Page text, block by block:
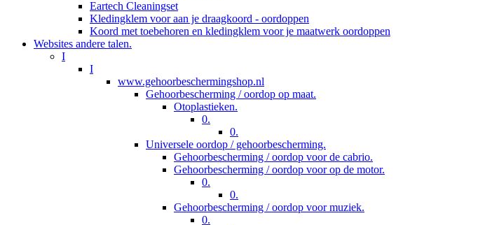
Eartech Cleaningset
Kledingklem voor aan je draagkoord - oordoppen
Koord met toebehoren en kledingklem voor je maatwerk oordoppen
Websites andere talen.
I
I
www.gehoorbeschermingshop.nl
Gehoorbescherming / oordop op maat.
Otoplastieken.
0.
0.
Universele oordop / gehoorbescherming.
Gehoorbescherming / oordop voor de cabrio.
Gehoorbescherming / oordop voor op de motor.
0.
0.
Gehoorbescherming / oordop voor muziek.
0.